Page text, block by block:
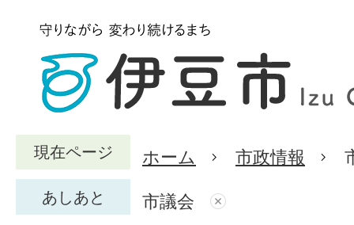
現在ページ ホーム 市政情報
あしあと 市議会